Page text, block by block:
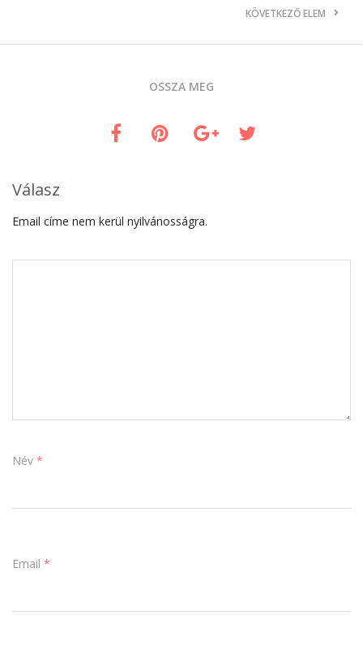
KÖVETKEZŐ ELEM
OSSZA MEG
Válasz
Email címe nem kerül nyilvánosságra.
Név *
Email *